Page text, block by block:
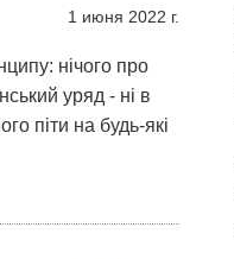
1 июня 2022 г.
нічого про
уряд - ні в
піти на будь-які